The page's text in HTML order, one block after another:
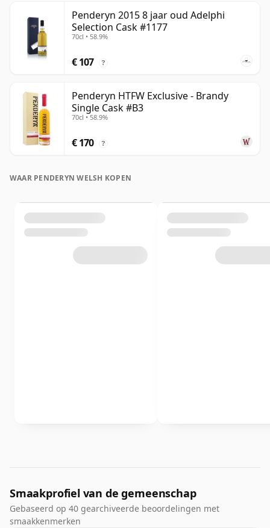
Penderyn 2015 8 jaar oud Adelphi
Selection Cask #1177
70cl • 58.9%
€ 107 ?
Penderyn HTFW Exclusive - Brandy
Single Cask #B3
70cl • 58.9%
€ 170 ?
WAAR PENDERYN WELSH KOPEN
Smaakprofiel van de gemeenschap
Gebaseerd op 40 gearchiveerde beoordelingen met
smaakkenmerken